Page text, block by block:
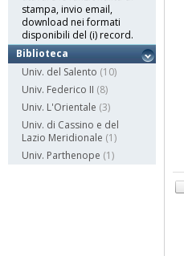
stampa, invio email,
download nei formati
disponibili del (i) record.
Biblioteca
Univ. del Salento (10)
Univ. Federico II (8)
Univ. L'Orientale (3)
Univ. di Cassino e del
Lazio Meridionale (1)
Univ. Parthenope (1)